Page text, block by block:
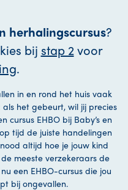
herhalingscursus?
bij stap 2voor
.
in en rond het huis vaak
het gebeurt, wil jij precies
cursus EHBO bij Baby’s en
tijd de juiste handelingen
altijd hoe je jouw kind
meeste verzekeraars de
een EHBO-cursus die jou
bij ongevallen.